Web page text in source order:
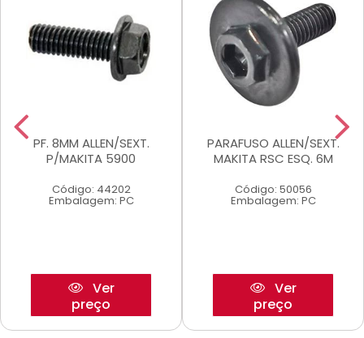
PF. 8MM ALLEN/SEXT.
P/MAKITA 5900
Código: 44202
Embalagem: PC
Ver
preço
PARAFUSO ALLEN/SEXT.
MAKITA RSC ESQ. 6M
Código: 50056
Embalagem: PC
Ver
preço